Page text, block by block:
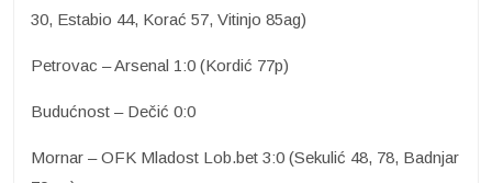
30, Estabio 44, Korać 57, Vitinjo 85ag)
Petrovac – Arsenal 1:0 (Kordić 77p)
Budućnost – Dečić 0:0
Mornar – OFK Mladost Lob.bet 3:0 (Sekulić 48, 78, Badnjar